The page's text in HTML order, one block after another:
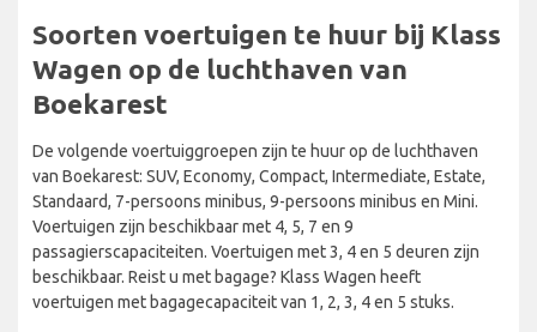
Soorten voertuigen te huur bij Klass
Wagen op de luchthaven van
Boekarest
De volgende voertuiggroepen zijn te huur op de luchthaven
van Boekarest: SUV, Economy, Compact, Intermediate, Estate,
Standaard, 7-persoons minibus, 9-persoons minibus en Mini.
Voertuigen zijn beschikbaar met 4, 5, 7 en 9
passagierscapaciteiten. Voertuigen met 3, 4 en 5 deuren zijn
beschikbaar. Reist u met bagage? Klass Wagen heeft
voertuigen met bagagecapaciteit van 1, 2, 3, 4 en 5 stuks.